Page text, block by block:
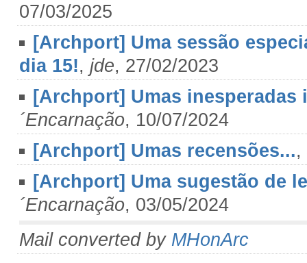
07/03/2025
[Archport] Uma sessão
dia 15!, jde, 27/02/2023
[Archport] Umas inesperadas
´Encarnação, 10/07/2024
[Archport] Umas recensões...,
[Archport] Uma sugestão de
´Encarnação, 03/05/2024
Mail converted by MHonArc